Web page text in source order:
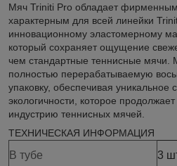
Мяч Triniti Pro обладает
характерным для всей линейки
инновационному эластомерному
который сохраняет ощущение
чем стандартные теннисные мячи.
полностью перерабатываемую
упаковку, обеспечивая уникальное
экологичности, которое
индустрию теннисных мячей.
ТЕХНИЧЕСКАЯ ИНФОРМАЦИЯ
В тубе 3